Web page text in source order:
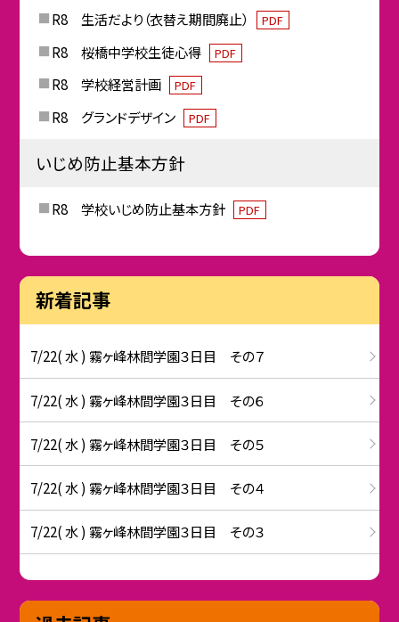
R8 生活だより（衣替え期間廃止）
PDF
R8 桜橋中学校生徒心得 PDF
R8 学校経営計画 PDF
R8 グランドデザイン PDF
いじめ防止基本方針
R8 学校いじめ防止基本方針 PDF
新着記事
7/22( 水 ) 霧ヶ峰林間学園３日目 その７
7/22( 水 ) 霧ヶ峰林間学園３日目 その６
7/22( 水 ) 霧ヶ峰林間学園３日目 その５
7/22( 水 ) 霧ヶ峰林間学園３日目 その４
7/22( 水 ) 霧ヶ峰林間学園３日目 その３